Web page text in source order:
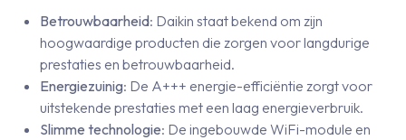
Betrouwbaarheid: Daikin staat bekend om zijn
hoogwaardige producten die zorgen voor langdurige
prestaties en betrouwbaarheid.
Energiezuinig: De A+++ energie-efficiëntie zorgt voor
uitstekende prestaties met een laag energieverbruik.
Slimme technologie: De ingebouwde WiFi-module en